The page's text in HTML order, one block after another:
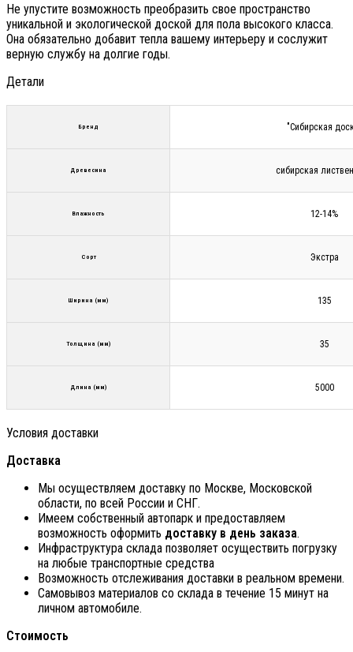
Не упустите возможность преобразить свое пространство
уникальной и экологической доской для пола высокого класса.
Она обязательно добавит тепла вашему интерьеру и сослужит
верную службу на долгие годы.
Детали
Бренд "Сибирская
Древесина сибирская
Влажность 12-14%
Сорт Экстра
Ширина (мм) 135
Толщина (мм) 35
Длина (мм) 5000
Условия доставки
Доставка
Мы осуществляем доставку по Москве, Московской
области, по всей России и СНГ.
Имеем собственный автопарк и предоставляем
возможность оформить доставку в день заказа.
Инфраструктура склада позволяет осуществить погрузку
на любые транспортные средства
Возможность отслеживания доставки в реальном времени.
Самовывоз материалов со склада в течение 15 минут на
личном автомобиле.
Стоимость